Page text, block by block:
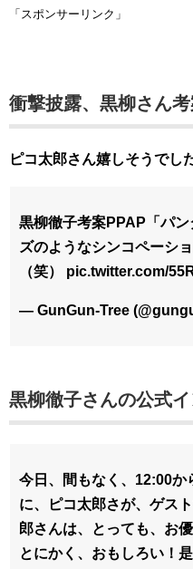
「スポンサーリンク」
衝撃披露、黒柳さん考
ピコ太郎さん嬉しそうでし
黒柳徹子考案PPAP「パ
ズのようなシンコペーシ
（笑） pic.twitter.com/
— GunGun-Tree
黒柳徹子さんの公式
今日、間もなく、12:00か
に、ピコ太郎さが、ゲス
郎さんは、とっても、お
とにかく、おもしろい！